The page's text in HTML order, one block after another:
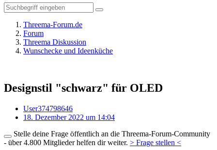
Threema-Forum.de
Forum
Threema Diskussion
Wunschecke und Ideenküche
Designstil "schwarz" für OLED
User374798646
18. Dezember 2022 um 14:04
Stelle deine Frage öffentlich an die Threema-Forum-Community
- über 4.800 Mitglieder helfen dir weiter. > Frage stellen <